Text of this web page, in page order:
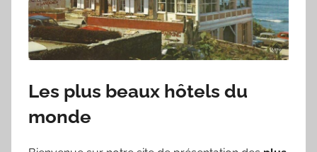
Les plus beaux hôtels du
monde